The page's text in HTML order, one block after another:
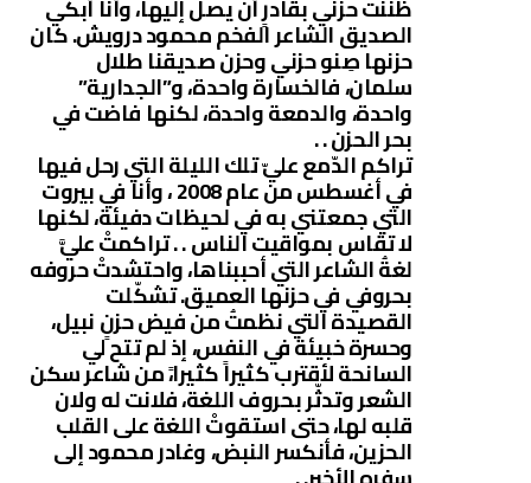
ظننت حزني بقادرٍ أن يصل إليها، وأنا أبكي
الصديق الشاعر الفخم محمود درويش. كان
حزنها صِنو حزني وحزن صديقنا طلال
سلمان، فالخسارة واحدة، و”الجدارية”
واحدة، والدمعة واحدة، لكنها فاضت في
بحر الحزن . .
تراكم الدّمع عليّ تلك الليلة التي رحل فيها
في أغسطس من عام 2008 ، وأنا في بيروت
التي جمعتني به في لحيظات دفيئة، لكنها
لا تقاس بمواقيت الناس . . تراكمتْ عليَّ
لغةُ الشاعر التي أحببناها، واحتشدتْ حروفه
بحروفي في حزنها العميق. تشكّلت
القصيدة التي نظمتُ من فيض حزنٍ نبيل،
وحسرة خبيئة في النفس، إذ لم تتح لي
السانحة لأقترب كثيراً كثيرا،ً من شاعر سكن
الشعر وتدثّر بحروف اللغة، فلانت له ولان
قلبه لها، حتى استقوتْ اللغة على القلب
الحزين، فأنكسر النبض، وغادر محمود إلى